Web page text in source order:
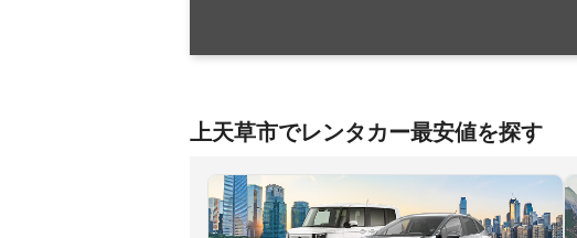
上天草市でレンタカー最安値を探す